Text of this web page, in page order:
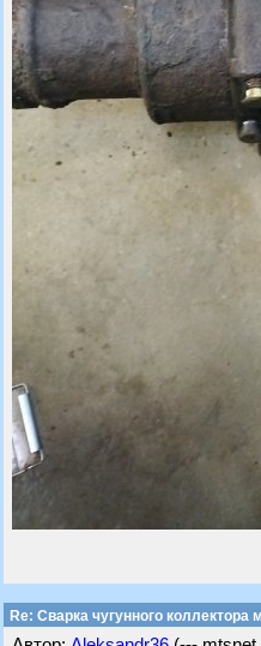
Re: Сварка чугунного коллектора